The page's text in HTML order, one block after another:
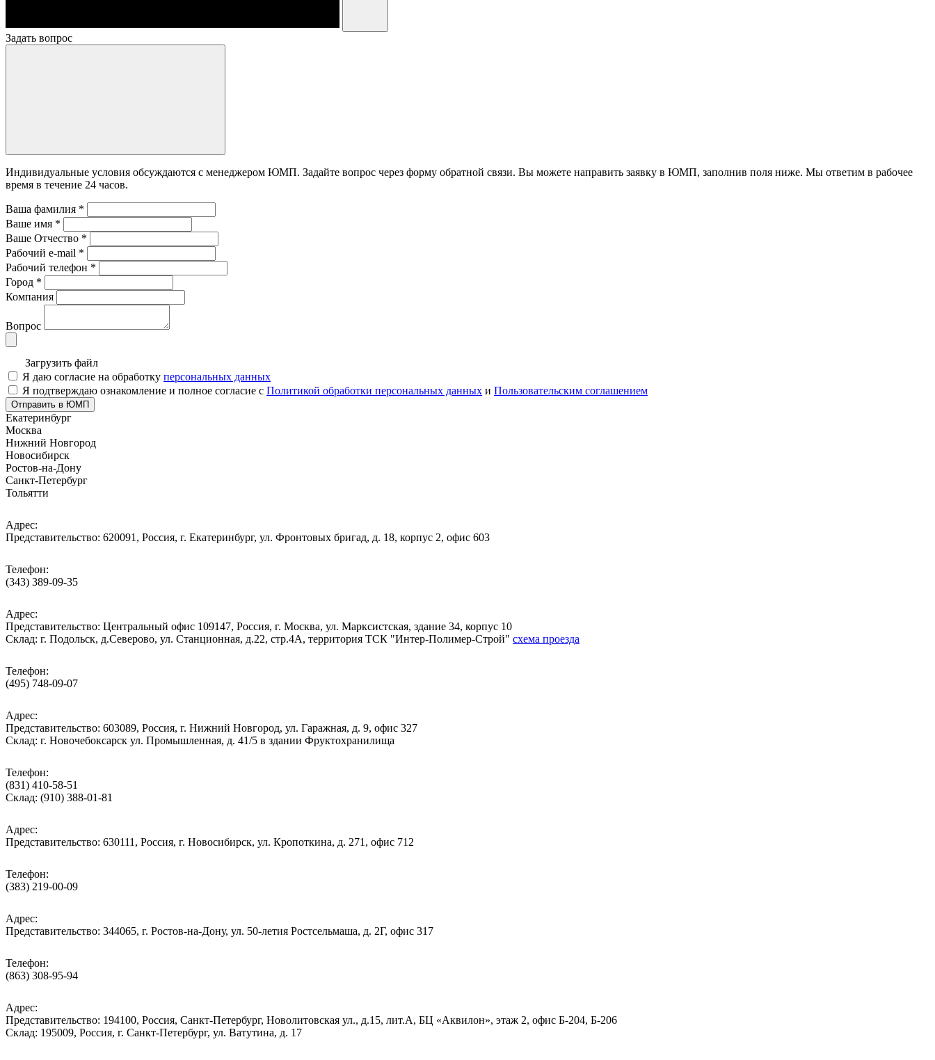
Задать вопрос
Индивидуальные условия обсуждаются с менеджером ЮМП. Задайте вопрос через форму обратной связи. Вы можете направить заявку в ЮМП, заполнив поля ниже. Mы ответим в рабочее
время в течение 24 часов.
Ваша фамилия *
Ваше имя *
Ваше Отчество *
Рабочий e-mail *
Рабочий телефон *
Город *
Компания
Вопрос
Загрузить файл
Я даю согласие на обработку персональных данных
Я подтверждаю ознакомление и полное согласие с Политикой обработки персональных данных и Пользовательским соглашением
Отправить в ЮМП
Екатеринбург
Москва
Нижний Новгород
Новосибирск
Ростов-на-Дону
Санкт-Петербург
Тольятти
Адрес:
Представительство: 620091, Россия, г. Екатеринбург, ул. Фронтовых бригад, д. 18, корпус 2, офис 603
Телефон:
(343) 389-09-35
Адрес:
Представительство: Центральный офис 109147, Россия, г. Москва, ул. Марксистская, здание 34, корпус 10
Cклад: г. Подольск, д.Северово, ул. Станционная, д.22, стр.4А, территория ТСК "Интер-Полимер-Строй" схема проезда
Телефон:
(495) 748-09-07
Адрес:
Представительство: 603089, Россия, г. Нижний Новгород, ул. Гаражная, д. 9, офис 327
Склад: г. Новочебоксарск ул. Промышленная, д. 41/5 в здании Фруктохранилища
Телефон:
(831) 410-58-51
Склад: (910) 388-01-81
Адрес:
Представительство: 630111, Россия, г. Новосибирск, ул. Кропоткина, д. 271, офис 712
Телефон:
(383) 219-00-09
Адрес:
Представительство: 344065, г. Ростов-на-Дону, ул. 50-летия Ростсельмаша, д. 2Г, офис 317
Телефон:
(863) 308-95-94
Адрес:
Представительство: 194100, Россия, Санкт-Петербург, Новолитовская ул., д.15, лит.А, БЦ «Аквилон», этаж 2, офис Б-204, Б-206
Склад: 195009, Россия, г. Санкт-Петербург, ул. Ватутина, д. 17